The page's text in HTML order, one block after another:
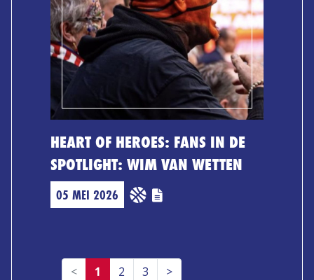
HEART OF HEROES: FANS IN DE
SPOTLIGHT: WIM VAN WETTEN
05 MEI 2026
<Previous
1 2 3 >Next